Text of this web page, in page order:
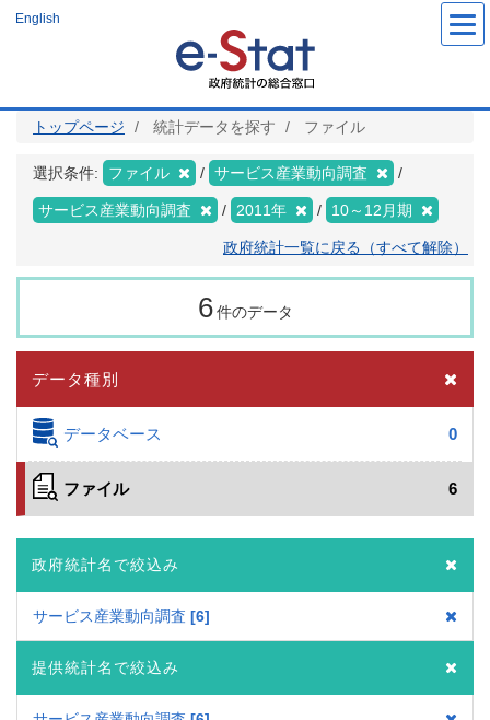
ツ
English
トップページ 統計データを探す ファイル
選択条件: ファイル サービス産業動向調査
サービス産業動向調査 2011年 10～12月期
政府統計一覧に戻る（すべて解除）
6 件のデータ
データ種別
データベース 0
ファイル 6
政府統計名で絞込み
サービス産業動向調査 6
提供統計名で絞込み